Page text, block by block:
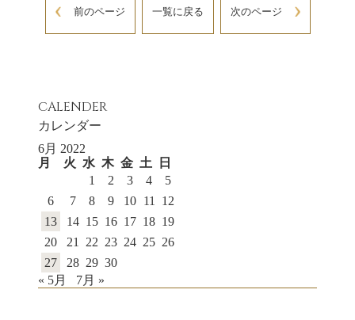
前のページ 一覧に戻る 次のページ
CALENDER
カレンダー
6月 2022
月
火 水 木 金 土
日
1
2 3 4
5
6
7 8 9 10 11
12
13
14 15 16 17 18 19
20
21 22 23 24 25 26
27
28 29 30
« 5月
7月 »